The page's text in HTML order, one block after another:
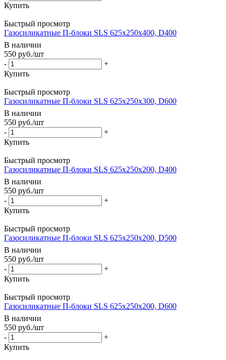
Купить
Быстрый просмотр
Газосиликатные П-блоки SLS 625х250х400, D400
В наличии
550 руб./шт
-
+
Купить
Быстрый просмотр
Газосиликатные П-блоки SLS 625х250х300, D600
В наличии
550 руб./шт
-
+
Купить
Быстрый просмотр
Газосиликатные П-блоки SLS 625х250х200, D400
В наличии
550 руб./шт
-
+
Купить
Быстрый просмотр
Газосиликатные П-блоки SLS 625х250х200, D500
В наличии
550 руб./шт
-
+
Купить
Быстрый просмотр
Газосиликатные П-блоки SLS 625х250х200, D600
В наличии
550 руб./шт
-
+
Купить